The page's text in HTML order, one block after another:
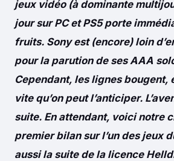
jeux vidéo (à dominante
jour sur PC et PS5 porte
fruits. Sony est (encore) loin
pour la parution de ses AAA
Cependant, les lignes bougent,
vite qu’on peut l’anticiper.
suite. En attendant, voici notre
premier bilan sur l’un des jeux
aussi la suite de la licence